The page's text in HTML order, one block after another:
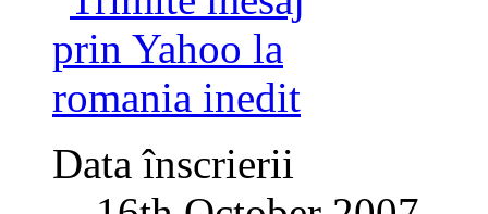
Data înscrierii